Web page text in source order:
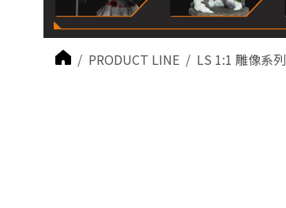
PRODUCT LINE LS 1:1 雕像系列